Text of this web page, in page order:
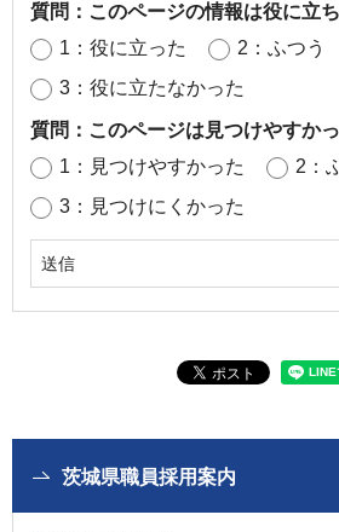
質問：このページの情報は役に立
1：役に立った
2：ふつう
3：役に立たなかった
質問：このページは見つけやすか
1：見つけやすかった
2：
3：見つけにくかった
茨城県職員採用案内